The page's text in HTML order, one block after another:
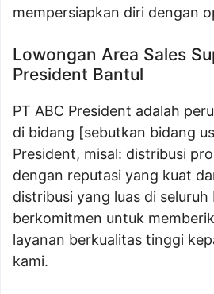
mempersiapkan diri dengan
Lowongan Area Sales
President Bantul
PT ABC President adalah
di bidang [sebutkan bidang
President, misal: distribusi
dengan reputasi yang kuat
distribusi yang luas di seluruh
berkomitmen untuk
layanan berkualitas tinggi
kami.